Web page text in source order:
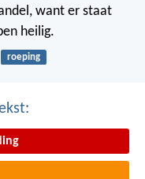
want er staat
heilig.
roeping